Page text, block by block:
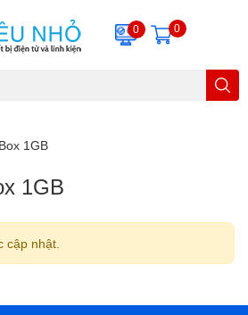
0 0
1GB
1GB
cập nhật.